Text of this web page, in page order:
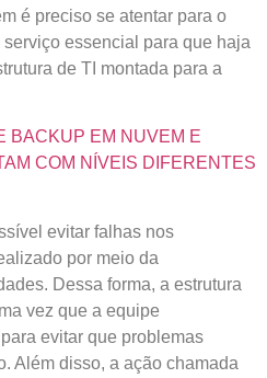
é preciso se atentar para o
essencial para que haja
de TI montada para a
BACKUP EM NUVEM E
COM NÍVEIS DIFERENTES
evitar falhas nos
por meio da
Dessa forma, a estrutura
vez que a equipe
evitar que problemas
Além disso, a ação chamada